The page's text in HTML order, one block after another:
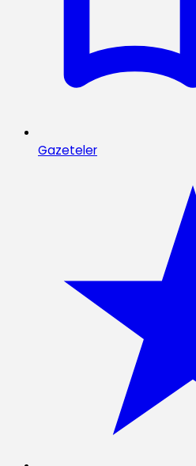
Gazeteler